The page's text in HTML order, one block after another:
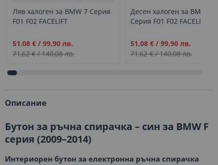
Ляв халоген за BMW 7 Серия
F01 F02 FACELIFT
Промо
цена
51,08 € / 99,90 лв.
71,62 €/140,08 лв.
Десен халоген за BMW 7
Серия F01 F02 FACELIFT
Промо
цена
51,08 €/ 99,90 лв.
71,62 €/140,08 лв.
Описание
Бутон за ръчна спирачка – син за BMW F
серия (2009–2014)
Интериорен бутон за електронна ръчна спирачка